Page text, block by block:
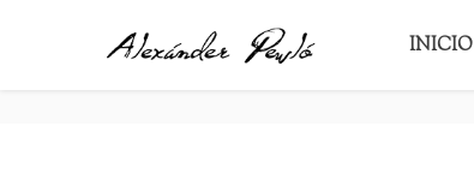
INICIO
BILBIL 24